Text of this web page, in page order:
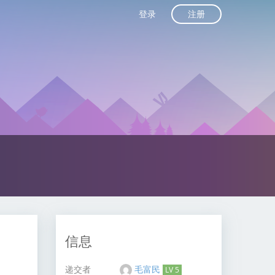
登录 注册
信息
递交者 毛富民 LV 5